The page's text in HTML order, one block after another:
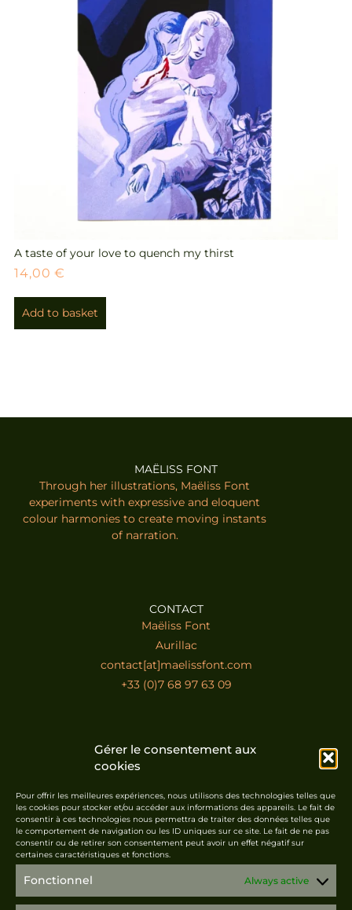
Gérer le consentement aux
cookies
Pour offrir les meilleures expériences, nous utilisons des technologies telles que
les cookies pour stocker et/ou accéder aux informations des appareils. Le fait de
consentir à ces technologies nous permettra de traiter des données telles que
le comportement de navigation ou les ID uniques sur ce site. Le fait de ne pas
consentir ou de retirer son consentement peut avoir un effet négatif sur
certaines caractéristiques et fonctions.
Fonctionnel Always active
A taste of your love to quench my thirst
14,00€
Add to basket
MAËLISS FONT
Through her illustrations, Maëliss Font
experiments with expressive and eloquent
colour harmonies to create moving instants
of narration.
CONTACT
Maëliss Font
Aurillac
contact[at]maelissfont.com
+33 (0)7 68 97 63 09
SUSCRIBE TO THE NEWSLETTER
Suscribe